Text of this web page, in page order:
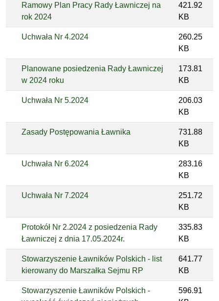
Ramowy Plan Pracy Rady Ławniczej na
rok 2024
421.92
KB
Uchwała Nr 4.2024
260.25
KB
Planowane posiedzenia Rady Ławniczej
w 2024 roku
173.81
KB
Uchwała Nr 5.2024
206.03
KB
Zasady Postępowania Ławnika
731.88
KB
Uchwała Nr 6.2024
283.16
KB
Uchwała Nr 7.2024
251.72
KB
Protokół Nr 2.2024 z posiedzenia Rady
Ławniczej z dnia 17.05.2024r.
335.83
KB
Stowarzyszenie Ławników Polskich - list
kierowany do Marszałka Sejmu RP
641.77
KB
Stowarzyszenie Ławników Polskich -
596.91